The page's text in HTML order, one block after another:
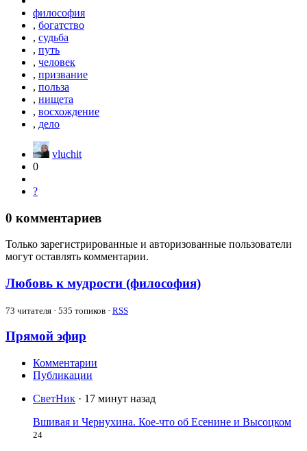
философия
, богатство
, судьба
, путь
, человек
, призвание
, польза
, нищета
, восхождение
, дело
vluchit
0
?
0 комментариев
Только зарегистрированные и авторизованные пользователи
могут оставлять комментарии.
Любовь к мудрости (философия)
73 читателя · 535 топиков · RSS
Прямой эфир
Комментарии
Публикации
СветНик · 17 минут назад
Вшивая и Чернухина. Кое-что об Есенине и Высоцком
24